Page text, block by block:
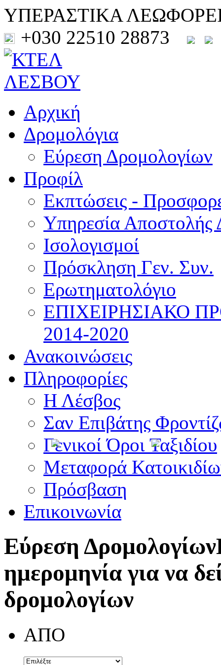
ΥΠΕΡΑΣΤΙΚΑ
+030 22510 28873
Αρχική
Δρομολόγια
Εύρεση Δρομολογίων
Προφίλ
Εκπτώσεις -
Υπηρεσία Αποστολής
Ισολογισμοί
Πρόσκληση Γεν. Συν.
Ερωτηματολόγιο
ΕΠΙΧΕΙΡΗΣΙΑΚΟ
2014-2020
Ανακοινώσεις
Πληροφορίες
Η Λέσβος
Σαν Επιβάτης
Γενικοί Όροι Ταξιδίου
Μεταφορά
Πρόσβαση
Επικοινωνία
Εύρεση Δρομολογίων
ημερομηνία για να
δρομολογίων
ΑΠΟ